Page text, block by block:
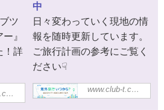
せいたしました。渡航が可能にな
った国から随時ご紹介いたしま
す。
ツ
』
！詳
×ク
ム
www.club-t.com
中
日々変わっていく現地の情
報を随時更新しています。
ご旅行計画の参考にご覧く
ださい☟
海外旅行いつか
www.club-t.com